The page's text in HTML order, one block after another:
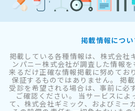
掲載情報につい
掲載している各種情報は、株式会社
ンパニー株式会社が調査した情報
来るだけ正確な情報掲載に努めてお
保証するものではありません。 掲
受診を希望される場合は、事前に必
ご確認ください。 当サービスによ
て、株式会社ギミック、およびミー